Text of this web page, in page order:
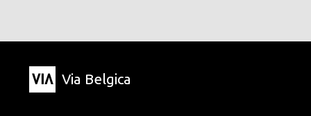
Via Belgica